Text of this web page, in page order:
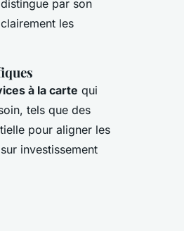
par son
les
à la carte qui
tels que des
pour aligner les
investissement